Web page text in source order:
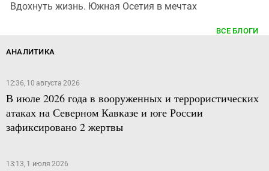
Вдохнуть жизнь. Южная Осетия в мечтах
ВСЕ БЛОГИ
АНАЛИТИКА
12:36, 10 августа 2026
В июле 2026 года в вооруженных и террористических
атаках на Северном Кавказе и юге России
зафиксировано 2 жертвы
13:13, 1 июля 2026